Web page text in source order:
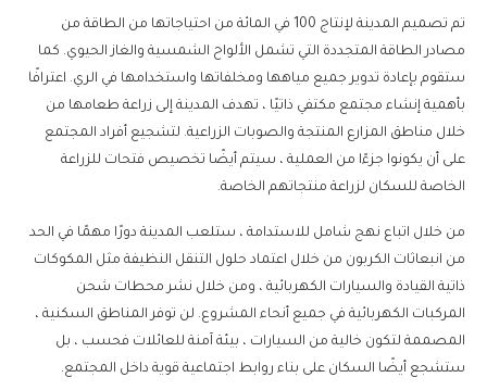
تم تصميم المدينة لإنتاج 100 في المائة من احتياجاتها من الطاقة من
مصادر الطاقة المتجددة التي تشمل الألواح الشمسية والغاز الحيوي. كما
ستقوم بإعادة تدوير جميع مياهها ومخلفاتها واستخدامها في الري. اعترافًا
بأهمية إنشاء مجتمع مكتفي ذاتيًا ، تهدف المدينة إلى زراعة طعامها من
خلال مناطق المزارع المنتجة والصوبات الزراعية. لتشجيع أفراد المجتمع
على أن يكونوا جزءًا من العملية ، سيتم أيضًا تخصيص فتحات للزراعة
الخاصة للسكان لزراعة منتجاتهم الخاصة.
من خلال اتباع نهج شامل للاستدامة ، ستلعب المدينة دورًا مهمًا في الحد
من انبعاثات الكربون من خلال اعتماد حلول التنقل النظيفة مثل المكوكات
ذاتية القيادة والسيارات الكهربائية ، ومن خلال نشر محطات شحن
المركبات الكهربائية في جميع أنحاء المشروع. لن توفر المناطق السكنية ،
المصممة لتكون خالية من السيارات ، بيئة آمنة للعائلات فحسب ، بل
ستشجع أيضًا السكان على بناء روابط اجتماعية قوية داخل المجتمع.